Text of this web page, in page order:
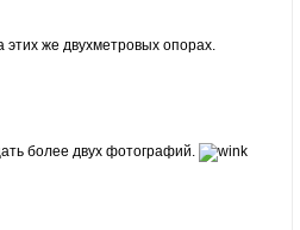
же двухметровых опорах.
более двух фотографий.